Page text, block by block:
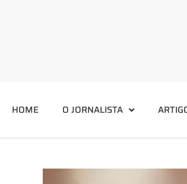
HOME O JORNALISTA